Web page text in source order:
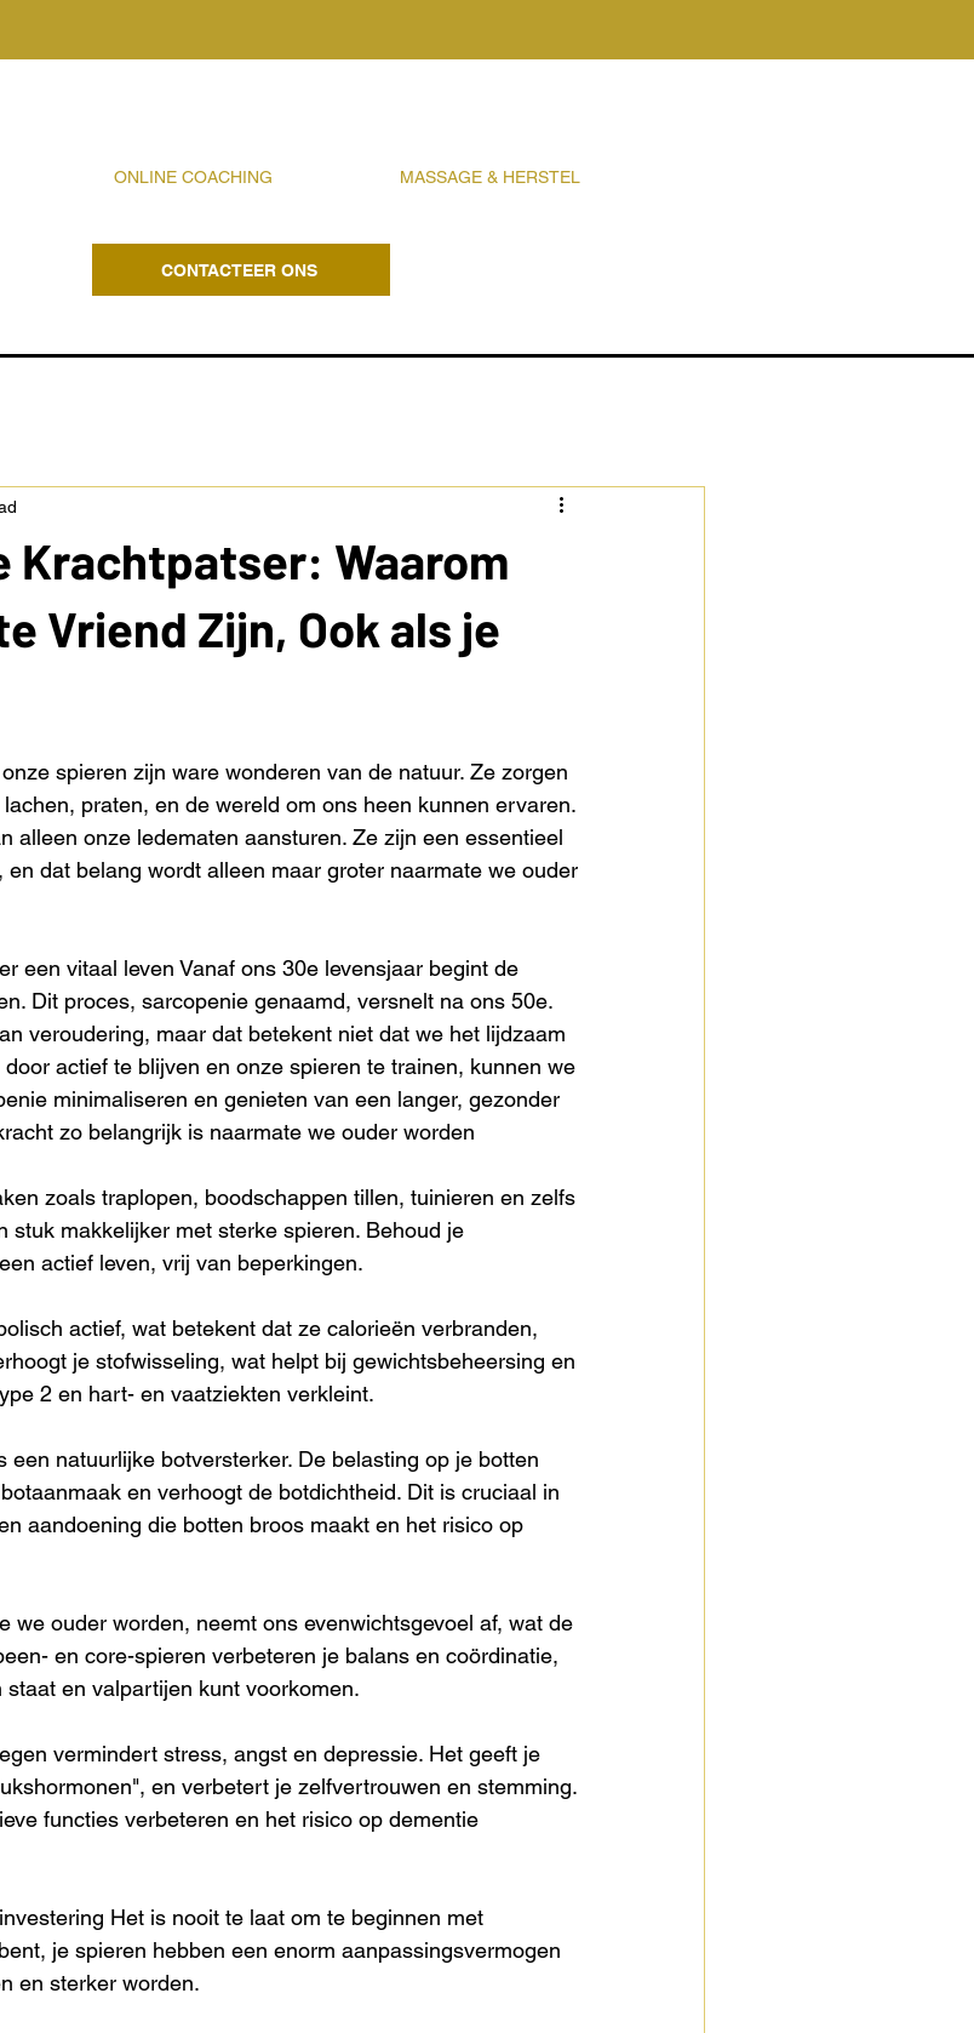
ONLINE COACHING MASSAGE & HERSTEL
CONTACTEER ONS
Krachtpatser: Waarom
Vriend Zijn, Ook als je
spieren zijn ware wonderen van de natuur. Ze zorgen
praten, en de wereld om ons heen kunnen ervaren.
alleen onze ledematen aansturen. Ze zijn een essentieel
dat belang wordt alleen maar groter naarmate we ouder
een vitaal leven Vanaf ons 30e levensjaar begint de
Dit proces, sarcopenie genaamd, versnelt na ons 50e.
veroudering, maar dat betekent niet dat we het lijdzaam
actief te blijven en onze spieren te trainen, kunnen we
minimaliseren en genieten van een langer, gezonder
zo belangrijk is naarmate we ouder worden
zoals traplopen, boodschappen tillen, tuinieren en zelfs
stuk makkelijker met sterke spieren. Behoud je
actief leven, vrij van beperkingen.
actief, wat betekent dat ze calorieën verbranden,
je stofwisseling, wat helpt bij gewichtsbeheersing en
2 en hart- en vaatziekten verkleint.
een natuurlijke botversterker. De belasting op je botten
en verhoogt de botdichtheid. Dit is cruciaal in
aandoening die botten broos maakt en het risico op
we ouder worden, neemt ons evenwichtsgevoel af, wat de
en core-spieren verbeteren je balans en coördinatie,
en valpartijen kunt voorkomen.
vermindert stress, angst en depressie. Het geeft je
en verbetert je zelfvertrouwen en stemming.
functies verbeteren en het risico op dementie
Het is nooit te laat om te beginnen met
je spieren hebben een enorm aanpassingsvermogen
en sterker worden.